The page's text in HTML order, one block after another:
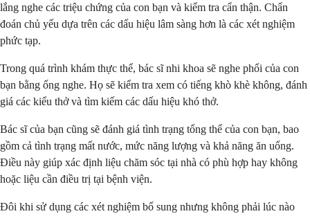
lắng nghe các triệu chứng của con bạn và kiểm tra cẩn thận. Chẩn
đoán chủ yếu dựa trên các dấu hiệu lâm sàng hơn là các xét nghiệm
phức tạp.
Trong quá trình khám thực thể, bác sĩ nhi khoa sẽ nghe phổi của con
bạn bằng ống nghe. Họ sẽ kiểm tra xem có tiếng khò khè không, đánh
giá các kiểu thở và tìm kiếm các dấu hiệu khó thở.
Bác sĩ của bạn cũng sẽ đánh giá tình trạng tổng thể của con bạn, bao
gồm cả tình trạng mất nước, mức năng lượng và khả năng ăn uống.
Điều này giúp xác định liệu chăm sóc tại nhà có phù hợp hay không
hoặc liệu cần điều trị tại bệnh viện.
Đôi khi sử dụng các xét nghiệm bổ sung nhưng không phải lúc nào